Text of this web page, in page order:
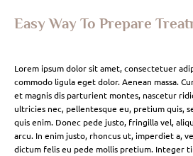
Easy Way To Prepare
Lorem ipsum dolor sit amet, consectetuer
commodo ligula eget dolor. Aenean massa.
et magnis dis parturient montes, nascetur
ultricies nec, pellentesque eu, pretium quis,
quis enim. Donec pede justo, fringilla vel,
arcu. In enim justo, rhoncus ut, imperdiet a,
dictum felis eu pede mollis pretium. Integer